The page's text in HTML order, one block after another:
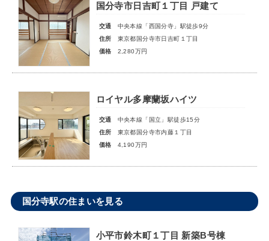
国分寺市日吉町１丁目 戸建て
交通
中央本線「西国分寺」駅徒歩9分
住所
東京都国分寺市日吉町１丁目
価格
2,280万円
ロイヤル多摩蘭坂ハイツ
交通
中央本線「国立」駅徒歩15分
住所
東京都国分寺市内藤１丁目
価格
4,190万円
国分寺駅の住まいを見る
小平市鈴木町１丁目 新築B号棟